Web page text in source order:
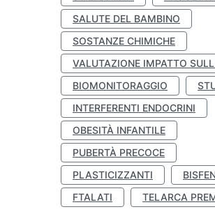
SALUTE DEL BAMBINO
SOSTANZE CHIMICHE
VALUTAZIONE IMPATTO
BIOMONITORAGGIO
INTERFERENTI ENDOCRINI
OBESITÀ INFANTILE
PUBERTÀ PRECOCE
PLASTICIZZANTI
FTALATI
TELARCA